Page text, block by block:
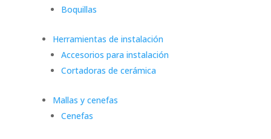
Boquillas
Herramientas de instalación
Accesorios para instalación
Cortadoras de cerámica
Mallas y cenefas
Cenefas